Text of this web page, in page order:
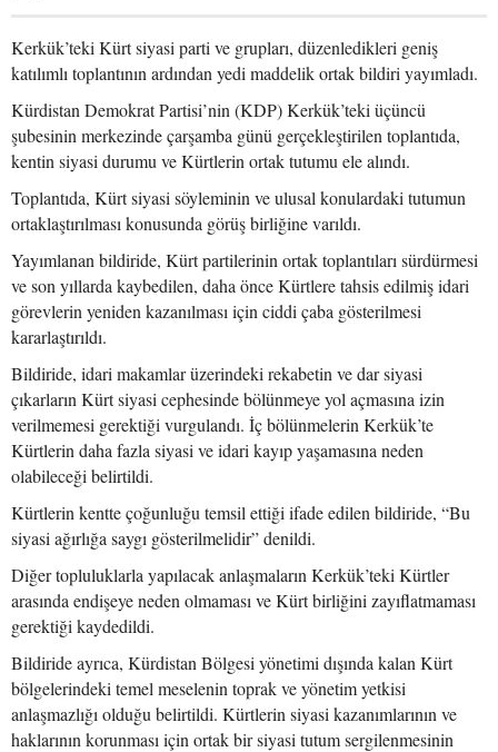
Kerkük’teki Kürt siyasi parti ve grupları, düzenledikleri geniş
katılımlı toplantının ardından yedi maddelik ortak bildiri yayımladı.
Kürdistan Demokrat Partisi’nin (KDP) Kerkük’teki üçüncü
şubesinin merkezinde çarşamba günü gerçekleştirilen toplantıda,
kentin siyasi durumu ve Kürtlerin ortak tutumu ele alındı.
Toplantıda, Kürt siyasi söyleminin ve ulusal konulardaki tutumun
ortaklaştırılması konusunda görüş birliğine varıldı.
Yayımlanan bildiride, Kürt partilerinin ortak toplantıları sürdürmesi
ve son yıllarda kaybedilen, daha önce Kürtlere tahsis edilmiş idari
görevlerin yeniden kazanılması için ciddi çaba gösterilmesi
kararlaştırıldı.
Bildiride, idari makamlar üzerindeki rekabetin ve dar siyasi
çıkarların Kürt siyasi cephesinde bölünmeye yol açmasına izin
verilmemesi gerektiği vurgulandı. İç bölünmelerin Kerkük’te
Kürtlerin daha fazla siyasi ve idari kayıp yaşamasına neden
olabileceği belirtildi.
Kürtlerin kentte çoğunluğu temsil ettiği ifade edilen bildiride, “Bu
siyasi ağırlığa saygı gösterilmelidir” denildi.
Diğer topluluklarla yapılacak anlaşmaların Kerkük’teki Kürtler
arasında endişeye neden olmaması ve Kürt birliğini zayıflatmaması
gerektiği kaydedildi.
Bildiride ayrıca, Kürdistan Bölgesi yönetimi dışında kalan Kürt
bölgelerindeki temel meselenin toprak ve yönetim yetkisi
anlaşmazlığı olduğu belirtildi. Kürtlerin siyasi kazanımlarının ve
haklarının korunması için ortak bir siyasi tutum sergilenmesinin